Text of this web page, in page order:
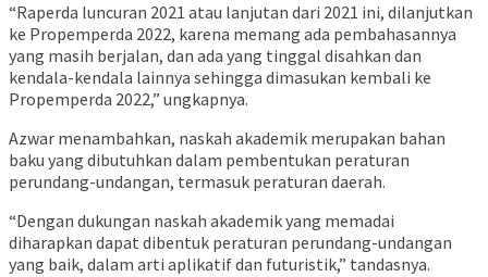
“Raperda luncuran 2021 atau lanjutan dari 2021 ini, dilanjutkan
ke Propemperda 2022, karena memang ada pembahasannya
yang masih berjalan, dan ada yang tinggal disahkan dan
kendala-kendala lainnya sehingga dimasukan kembali ke
Propemperda 2022,” ungkapnya.
Azwar menambahkan, naskah akademik merupakan bahan
baku yang dibutuhkan dalam pembentukan peraturan
perundang-undangan, termasuk peraturan daerah.
“Dengan dukungan naskah akademik yang memadai
diharapkan dapat dibentuk peraturan perundang-undangan
yang baik, dalam arti aplikatif dan futuristik,” tandasnya.